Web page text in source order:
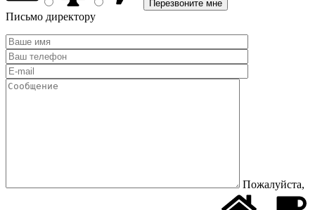
Письмо директору
Пожалуйста,